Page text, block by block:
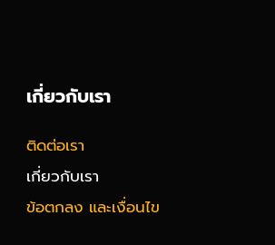
เกี่ยวกับเรา
ติดต่อเรา
เกี่ยวกับเรา
ข้อตกลง และเงื่อนไข